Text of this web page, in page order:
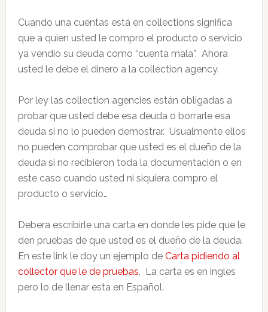
Cuando una cuentas está en collections significa
que a quien usted le compro el producto o servicio
ya vendio su deuda como “cuenta mala”. Ahora
usted le debe el dinero a la collection agency.
Por ley las collection agencies están obligadas a
probar que usted debe esa deuda o borrarle esa
deuda si no lo pueden demostrar. Usualmente ellos
no pueden comprobar que usted es el dueño de la
deuda si no recibieron toda la documentación o en
este caso cuando usted ni siquiera compro el
producto o servicio…
Debera escribirle una carta en donde les pide que le
den pruebas de que usted es el dueño de la deuda.
En este link le doy un ejemplo de Carta pidiendo al
collector que le de pruebas. La carta es en ingles
pero lo de llenar esta en Español.